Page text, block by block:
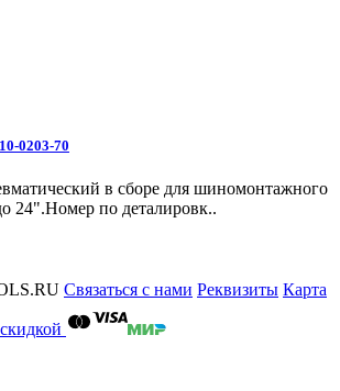
0203-70
в сборе для шиномонтажного
24".Номер по деталировк..
Связаться с нами Реквизиты Карта